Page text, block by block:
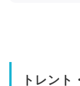
トレント